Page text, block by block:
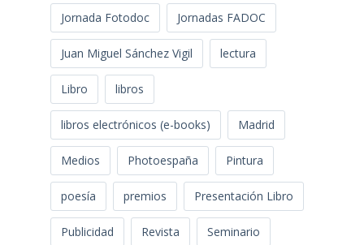
Jornada Fotodoc Jornadas FADOC
Juan Miguel Sánchez Vigil lectura
Libro libros
libros electrónicos (e-books) Madrid
Medios Photoespaña Pintura
poesía premios Presentación Libro
Publicidad Revista Seminario